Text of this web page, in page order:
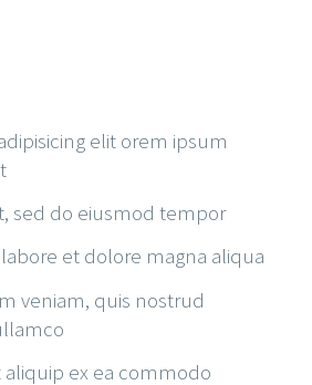
elit orem ipsum
sed do eiusmod tempor
et dolore magna aliqua
veniam, quis nostrud
aliquip ex ea commodo